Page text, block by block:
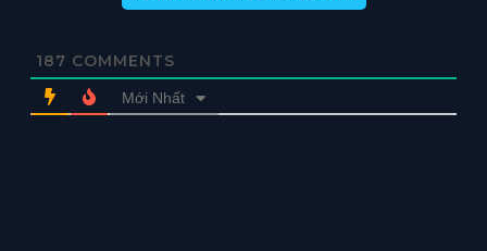
187 COMMENTS
Mới Nhất